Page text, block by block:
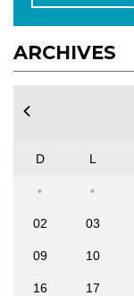
ARCHIVES
D L
02 03
09 10
16 17